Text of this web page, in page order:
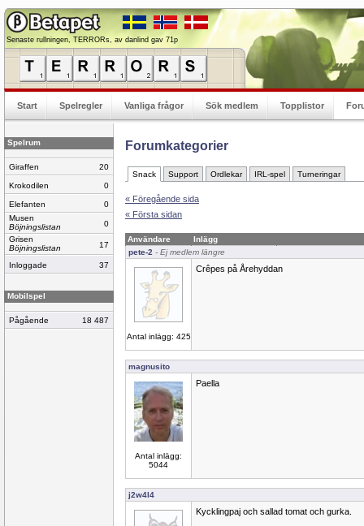
Senaste rullningen, TERRORs, av danlind gav 71p
Start Spelregler Vanliga frågor Sök medlem Topplistor
Spelrum
Giraffen 20
Krokodilen 0
Elefanten
0
Musen
Böjningslistan
0
Grisen
Böjningslistan
17
Inloggade 37
Mobilspel
Pågående 18 487
Forumkategorier
Snack Support Ordlekar IRL-spel Turneringar
« Föregående sida
« Första sidan
Användare
Inlägg
pete-2 - Ej medlem längre
Antal inlägg: 425
Crêpes på Årehyddan
magnusito
Antal inlägg:
5044
Paella
j2w4l4
Kycklingpaj och sallad tomat och gurka.